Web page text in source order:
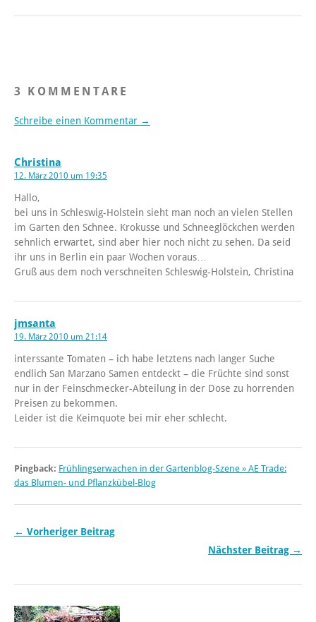
3 KOMMENTARE
Schreibe einen Kommentar →
Christina
12. März 2010 um 19:35
Hallo,
bei uns in Schleswig-Holstein sieht man noch an vielen Stellen
im Garten den Schnee. Krokusse und Schneeglöckchen werden
sehnlich erwartet, sind aber hier noch nicht zu sehen. Da seid
ihr uns in Berlin ein paar Wochen voraus…
Gruß aus dem noch verschneiten Schleswig-Holstein, Christina
jmsanta
19. März 2010 um 21:14
interssante Tomaten – ich habe letztens nach langer Suche
endlich San Marzano Samen entdeckt – die Früchte sind sonst
nur in der Feinschmecker-Abteilung in der Dose zu horrenden
Preisen zu bekommen.
Leider ist die Keimquote bei mir eher schlecht.
Pingback: Frühlingserwachen in der Gartenblog-Szene » AE Trade:
das Blumen- und Pflanzkübel-Blog
← Vorheriger Beitrag
Nächster Beitrag →